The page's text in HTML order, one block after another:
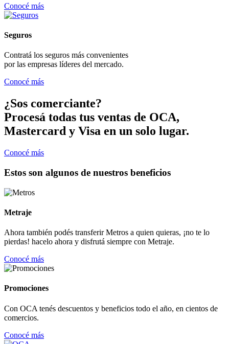
Conocé más
Seguros
Contratá los seguros más convenientes
por las empresas líderes del mercado.
Conocé más
¿Sos comerciante?
Procesá todas tus ventas de OCA,
Mastercard y Visa en un solo lugar.
Conocé más
Estos son algunos de nuestros beneficios
Metraje
Ahora también podés transferir Metros a quien quieras, ¡no te lo
pierdas! hacelo ahora y disfrutá siempre con Metraje.
Conocé más
Promociones
Con OCA tenés descuentos y beneficios todo el año, en cientos de
comercios.
Conocé más